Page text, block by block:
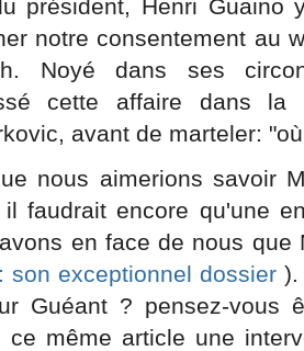
président, Henri
notre consentement au
Noyé dans ses
cette affaire dans la
avant de marteler:
nous aimerions savoir
faudrait encore qu'une
en face de nous
son exceptionnel dossier ).
Guéant ? pensez-vous
même article une